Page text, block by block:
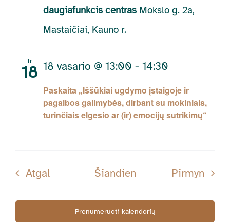
daugiafunkcis centras Mokslo g. 2a,
Mastaičiai, Kauno r.
Tr
18
Paskaita „Iššūkiai ugdymo įstaigoje ir
pagalbos galimybės, dirbant su mokiniais,
turinčiais elgesio ar (ir) emocijų sutrikimų“
18 vasario @ 13:00 - 14:30
AtgalRenginiai Šiandien Pirmyn
Prenumeruoti kalendorių